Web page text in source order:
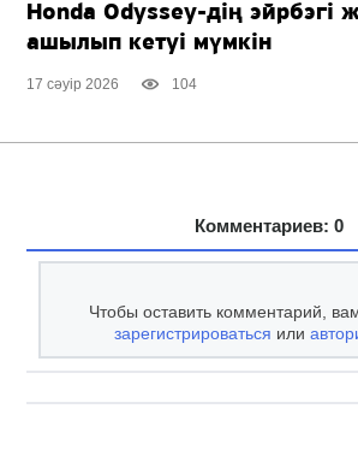
HondaOdyssey-дің эйрбэгі
ашылып кетуі мүмкін
17 сәуір 2026 104
Комментариев: 0
Чтобы оставить комментарий,
зарегистрироваться или